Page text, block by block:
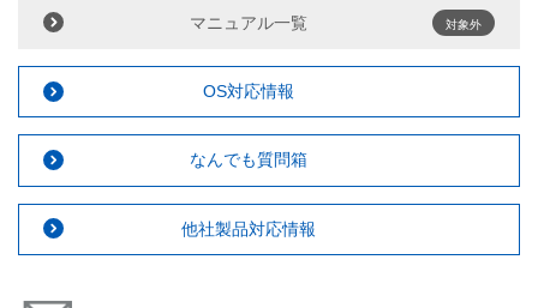
マニュアル一覧 対象外
OS対応情報
なんでも質問箱
他社製品対応情報